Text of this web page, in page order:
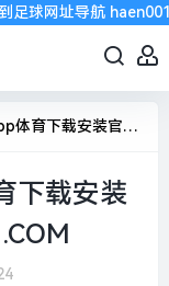
球网址导航
官方免费下载 haen001.com
下载安装